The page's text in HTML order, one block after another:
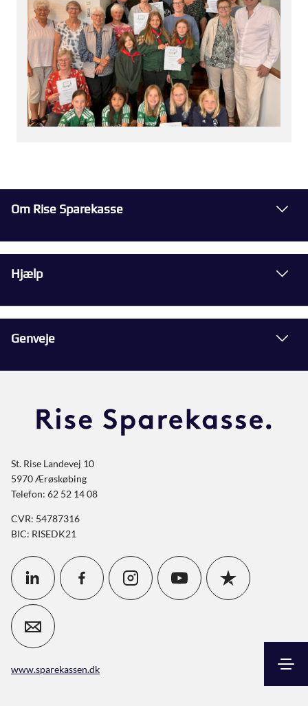
Om Rise Sparekasse
Hjælp
Genveje
St. Rise Landevej 10
5970 Ærøskøbing
Telefon: 62 52 14 08
CVR: 54787316
BIC: RISEDK21
www.sparekassen.dk